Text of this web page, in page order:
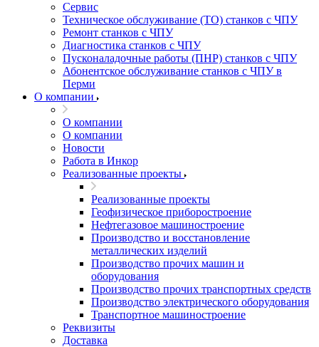
Сервис
Техническое обслуживание (ТО) станков с ЧПУ
Ремонт станков с ЧПУ
Диагностика станков с ЧПУ
Пусконаладочные работы (ПНР) станков с ЧПУ
Абонентское обслуживание станков с ЧПУ в
Перми
О компании
О компании
О компании
Новости
Работа в Инкор
Реализованные проекты
Реализованные проекты
Геофизическое приборостроение
Нефтегазовое машиностроение
Производство и восстановление
металлических изделий
Производство прочих машин и
оборудования
Производство прочих транспортных средств
Производство электрического оборудования
Транспортное машиностроение
Реквизиты
Доставка